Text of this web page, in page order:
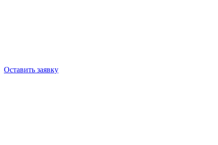
Оставить заявку